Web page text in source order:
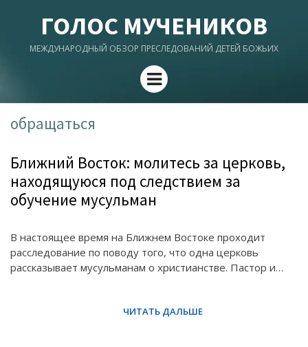
ГОЛОС МУЧЕНИКОВ
МЕЖДУНАРОДНЫЙ ОБЗОР ПРЕСЛЕДОВАНИЙ ДЕТЕЙ БОЖЬИХ
Menu
обращаться
Ближний Восток: молитесь за церковь,
находящуюся под следствием за
обучение мусульман
В настоящее время на Ближнем Востоке проходит
расследование по поводу того, что одна церковь
рассказывает мусульманам о христианстве. Пастор и…